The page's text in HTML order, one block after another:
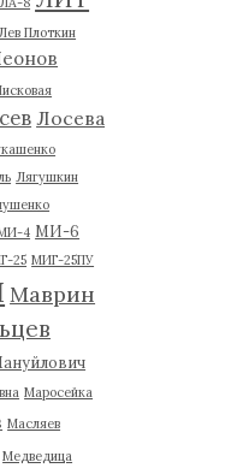
Лев Плоткин
Лосева
Лягушкин
4 МИ-6
25 МИГ-25ПУ
Маврин
Маросейка
Масляев
Медведица